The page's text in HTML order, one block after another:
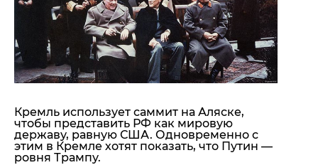
Новости Крыма
Донбасс
Армия Украины
Культура
Общество
Пресс-релизы
Пресс-релизы
Авторское
Мнение
Блоги
Кремль использует саммит на Аляске,
чтобы представить РФ как мировую
державу, равную США. Одновременно с
этим в Кремле хотят показать, что Путин —
ровня Трампу.